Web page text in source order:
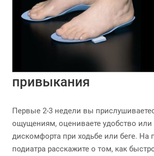
привыкания
Первые 2-3 недели вы
ощущениям, оцениваете удобство или
дискомфорта при ходьбе или беге. На
подиатра расскажите о том, как